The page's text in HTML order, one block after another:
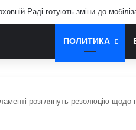
Раді готують зміни до
ПОЛИТИКА
розглянуть резолюцію щодо